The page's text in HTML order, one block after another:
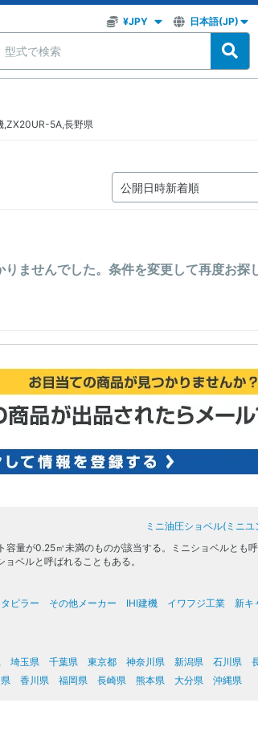
,ZX20UR-5A,長野県
ませんでした。条件を変更して再度お探
ミニ油圧ショベル(ミニ
量が0.25㎥未満のものが該当する。ミニショベルとも
ベルと呼ばれることもある。
ピラー その他メーカー IHI建機 イワフジ工業 新キ
埼玉県 千葉県 東京都 神奈川県 新潟県 石川県
香川県 福岡県 長崎県 熊本県 大分県 沖縄県